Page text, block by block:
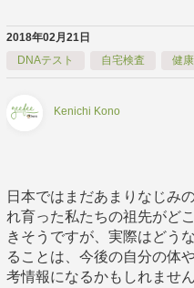
2018年02月21日
DNAテスト
自宅検査 健
Kenichi Kono
日本ではまだあまりなじみ
れ育った私たちの祖先がど
きそうですが、実際はどう
ることは、今後の自分の体
考情報になるかもしれませ